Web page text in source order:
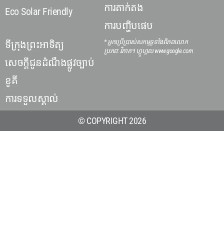
Eco Solar Friendly
ទីក្រុងព្រះអាទិត្យ
សេចក្តីជូនដំណឹងផ្លូវច្បាប់
ខូគី
ការទទួលស្គាល់
ការតាក់តង
ការបញ្ហិបផេប
* អ្នកប្រើប្រាស់សកម្មទូទាំងពិភពលោក
ប្រភព: វិភាគ។ ហ្គូហ្គល www.google.com
© COPYRIGHT 2026